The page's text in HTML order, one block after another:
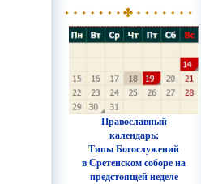
Православный
календарь;
Типы Богослужений
в Сретенском соборе на
предстоящей неделе